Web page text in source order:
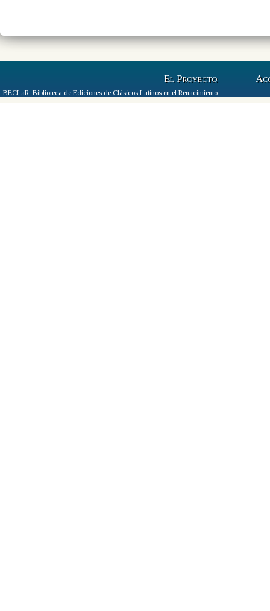
El Proyecto
BECLaR: Biblioteca de Ediciones de Clásicos Latinos en el Renacimiento